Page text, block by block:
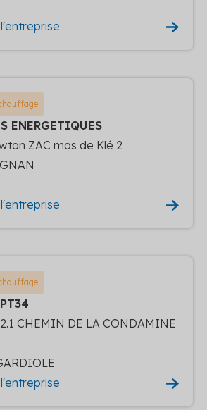
ENERGETIQUES
ZAC mas de Klé 2
CHEMIN DE LA CONDAMINE